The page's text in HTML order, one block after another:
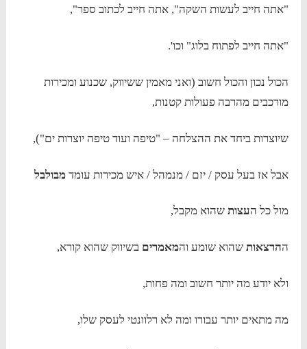
"אתה חייב לעשות השקה", אתה חייב לכתוב ספר",
"אתה חייב לפתוח בלוג" וכו'.
הכול נכון והכול חשוב (ואני מאמין ששיווק, שכנוע ומכירות
מורכבים מהרבה פעולות קטנות,
שיוצרות ביחד את ההצלחה – "טיפה ועוד טיפה יוצרות ים"),
אבל אז בעל עסק / יזם / מנמהל / איש מכירות עומדמבולבל
מול כל העצות שהוא מקבל,
ההרצאות שהוא שומע והמאמרים בשיווק שהוא קורא,
ולא יודע מה יותר חשוב ומה פחות,
מה מתאים יותר עבורו ומה לא רלוונטי לעסק שלו,